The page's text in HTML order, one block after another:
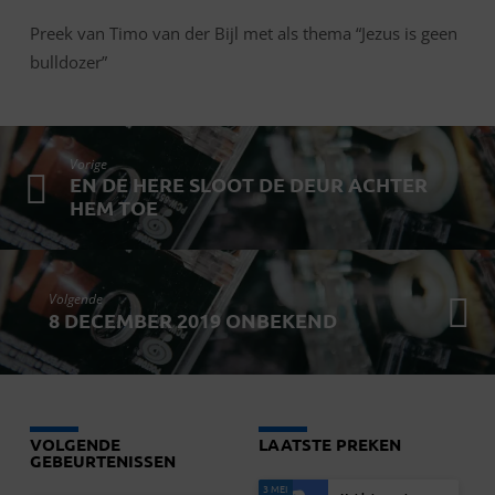
Preek van Timo van der Bijl met als thema “Jezus is geen
bulldozer”
Vorige
EN DE HERE SLOOT DE DEUR ACHTER
HEM TOE
Volgende
8 DECEMBER 2019 ONBEKEND
VOLGENDE
GEBEURTENISSEN
LAATSTE PREKEN
3 MEI